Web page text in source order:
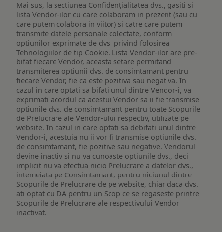
Mai sus, la sectiunea Confidențialitatea dvs., gasiti si
lista Vendor-ilor cu care colaboram in prezent (sau cu
care putem colabora in viitor) si catre care putem
transmite datele personale colectate, conform
optiunilor exprimate de dvs. privind folosirea
Tehnologiilor de tip Cookie. Lista Vendor-ilor are pre-
bifat fiecare Vendor, aceasta setare permitand
transmiterea optiunii dvs. de consimtamant pentru
fiecare Vendor, fie ca este pozitiva sau negativa. In
cazul in care optati sa bifati unul dintre Vendor-i, va
exprimati acordul ca acestui Vendor sa ii fie transmise
optiunile dvs. de consimtamant pentru toate Scopurile
de Prelucrare ale Vendor-ului respectiv, utilizate pe
website. In cazul in care optati sa debifati unul dintre
Vendor-i, acestuia nu ii vor fi transmise optiunile dvs.
de consimtamant, fie pozitive sau negative. Vendorul
devine inactiv si nu va cunoaste optiunile dvs., deci
implicit nu va efectua nicio Prelucrare a datelor dvs.,
intemeiata pe Consimtamant, pentru niciunul dintre
Scopurile de Prelucrare de pe website, chiar daca dvs.
ati optat cu DA pentru un Scop ce se regaseste printre
Scopurile de Prelucrare ale respectivului Vendor
inactivat.